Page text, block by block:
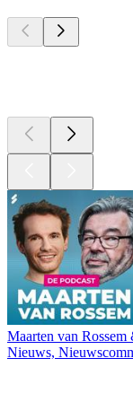
Maarten van Rossem
Nieuws,